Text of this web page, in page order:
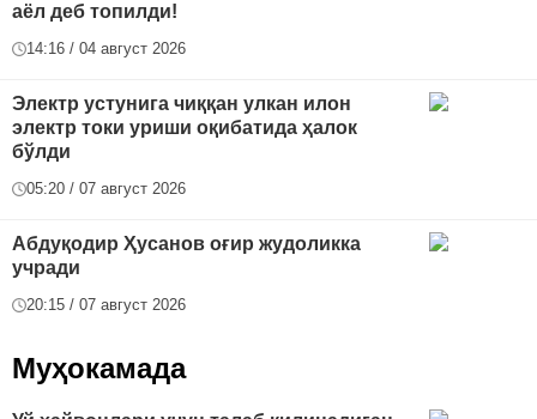
аёл деб топилди!
14:16 / 04 август 2026
Электр устунига чиққан улкан илон
электр токи уриши оқибатида ҳалок
бўлди
05:20 / 07 август 2026
Абдуқодир Ҳусанов оғир жудоликка
учради
20:15 / 07 август 2026
Муҳокамада